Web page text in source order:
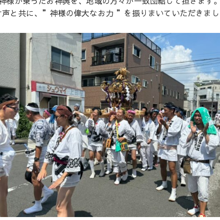
声と共に、”神様の偉大なお力 ”を振りまいていただきまし